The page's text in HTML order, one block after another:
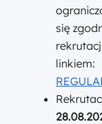
się
linkiem: